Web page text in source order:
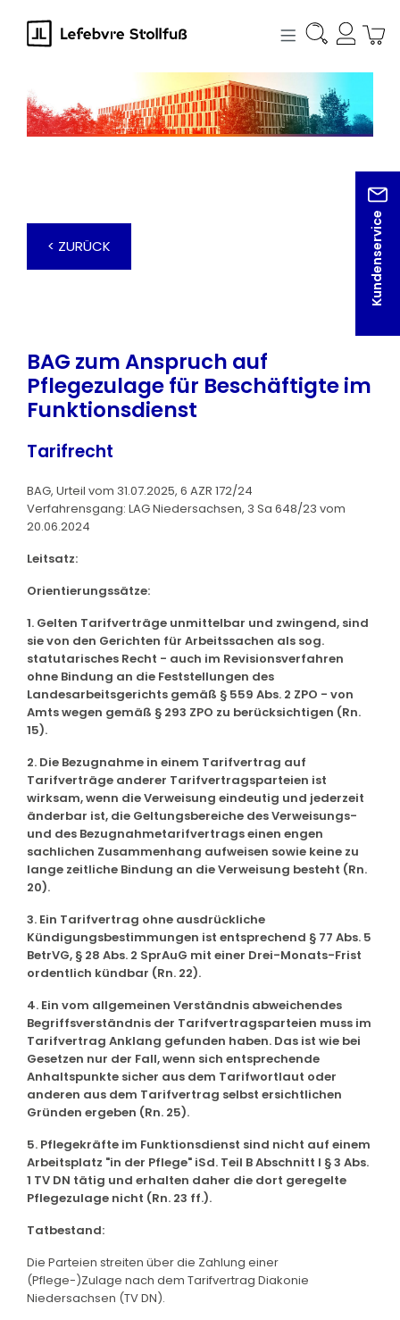
springen
Kundenservice
< ZURÜCK
BAG zum Anspruch auf
Pflegezulage für Beschäftigte im
Funktionsdienst
Tarifrecht
BAG, Urteil vom 31.07.2025, 6 AZR 172/24
Verfahrensgang: LAG Niedersachsen, 3 Sa 648/23 vom
20.06.2024
Leitsatz:
Orientierungssätze:
1. Gelten Tarifverträge unmittelbar und zwingend, sind
sie von den Gerichten für Arbeitssachen als sog.
statutarisches Recht - auch im Revisionsverfahren
ohne Bindung an die Feststellungen des
Landesarbeitsgerichts gemäß § 559 Abs. 2 ZPO - von
Amts wegen gemäß § 293 ZPO zu berücksichtigen (Rn.
15).
2. Die Bezugnahme in einem Tarifvertrag auf
Tarifverträge anderer Tarifvertragsparteien ist
wirksam, wenn die Verweisung eindeutig und jederzeit
änderbar ist, die Geltungsbereiche des Verweisungs-
und des Bezugnahmetarifvertrags einen engen
sachlichen Zusammenhang aufweisen sowie keine zu
lange zeitliche Bindung an die Verweisung besteht (Rn.
20).
3. Ein Tarifvertrag ohne ausdrückliche
Kündigungsbestimmungen ist entsprechend § 77 Abs. 5
BetrVG, § 28 Abs. 2 SprAuG mit einer Drei-Monats-Frist
ordentlich kündbar (Rn. 22).
4. Ein vom allgemeinen Verständnis abweichendes
Begriffsverständnis der Tarifvertragsparteien muss im
Tarifvertrag Anklang gefunden haben. Das ist wie bei
Gesetzen nur der Fall, wenn sich entsprechende
Anhaltspunkte sicher aus dem Tarifwortlaut oder
anderen aus dem Tarifvertrag selbst ersichtlichen
Gründen ergeben (Rn. 25).
5. Pflegekräfte im Funktionsdienst sind nicht auf einem
Arbeitsplatz "in der Pflege" iSd. Teil B Abschnitt I § 3 Abs.
1 TV DN tätig und erhalten daher die dort geregelte
Pflegezulage nicht (Rn. 23 ff.).
Tatbestand:
Die Parteien streiten über die Zahlung einer
(Pflege-)Zulage nach dem Tarifvertrag Diakonie
Niedersachsen (TV DN).